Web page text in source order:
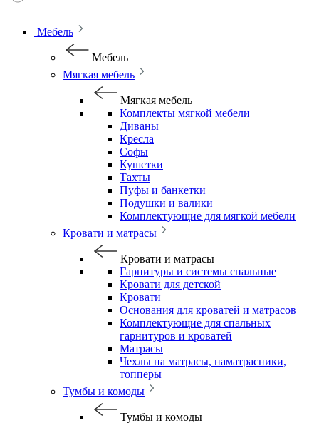
Мебель
Мебель
Мягкая мебель
Мягкая мебель
Комплекты мягкой мебели
Диваны
Кресла
Софы
Кушетки
Тахты
Пуфы и банкетки
Подушки и валики
Комплектующие для мягкой мебели
Кровати и матрасы
Кровати и матрасы
Гарнитуры и системы спальные
Кровати для детской
Кровати
Основания для кроватей и матрасов
Комплектующие для спальных
гарнитуров и кроватей
Матрасы
Чехлы на матрасы, наматрасники,
топперы
Тумбы и комоды
Тумбы и комоды